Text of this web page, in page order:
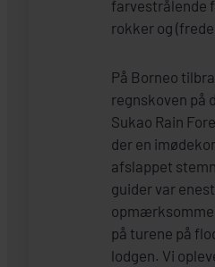
farvestrålende
rokker og
På Borneo
regnskoven på
Sukao Rain
der en
afslappet
guider var
på turene på
lodgen. Vi